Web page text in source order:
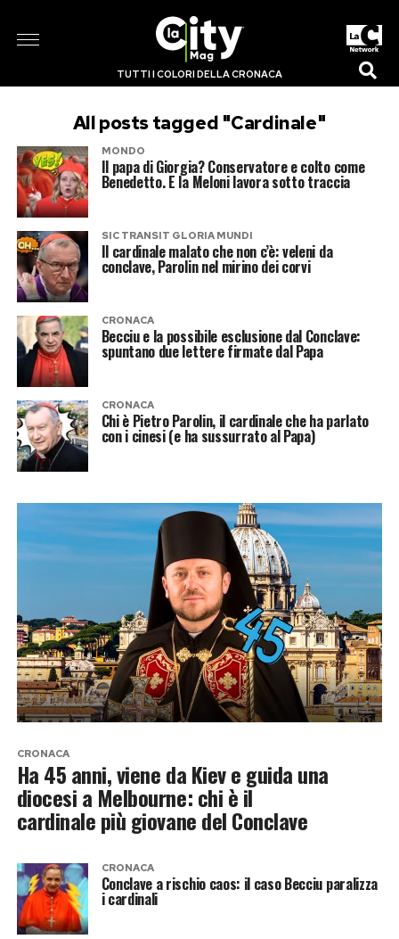
TUTTI I COLORI DELLA CRONACA
All posts tagged "Cardinale"
MONDO
Il papa di Giorgia? Conservatore e colto come
Benedetto. E la Meloni lavora sotto traccia
SIC TRANSIT GLORIA MUNDI
Il cardinale malato che non c’è: veleni da
conclave, Parolin nel mirino dei corvi
CRONACA
Becciu e la possibile esclusione dal Conclave:
spuntano due lettere firmate dal Papa
CRONACA
Chi è Pietro Parolin, il cardinale che ha parlato
con i cinesi (e ha sussurrato al Papa)
CRONACA
Ha 45 anni, viene da Kiev e guida una
diocesi a Melbourne: chi è il
cardinale più giovane del Conclave
CRONACA
Conclave a rischio caos: il caso Becciu paralizza
i cardinali